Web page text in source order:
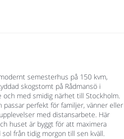
semesterhus på 150 kvm,
skogstomt på Rådmansö i
och med smidig närhet till Stockholm.
perfekt för familjer, vänner eller
med distansarbete. Här
huset är byggt för att maximera
från tidig morgon till sen kväll.